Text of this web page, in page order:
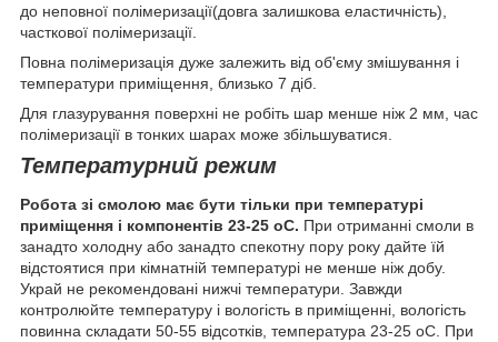
до неповної полімеризації(довга залишкова еластичність),
часткової полімеризації.
Повна полімеризація дуже залежить від об'єму змішування і
температури приміщення, близько 7 діб.
Для глазурування поверхні не робіть шар менше ніж 2 мм, час
полімеризації в тонких шарах може збільшуватися.
Температурний режим
Робота зі смолою має бути тільки при температурі
приміщення і компонентів 23-25 оС. При отриманні смоли в
занадто холодну або занадто спекотну пору року дайте їй
відстоятися при кімнатній температурі не менше ніж добу.
Украй не рекомендовані нижчі температури. Завжди
контролюйте температуру і вологість в приміщенні, вологість
повинна складати 50-55 відсотків, температура 23-25 оС. При